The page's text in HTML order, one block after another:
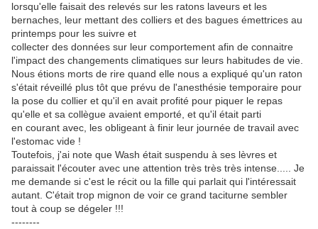
lorsqu'elle faisait des relevés sur les ratons laveurs et les
bernaches, leur mettant des colliers et des bagues émettrices au
printemps pour les suivre et
collecter des données sur leur comportement afin de connaitre
l'impact des changements climatiques sur leurs habitudes de vie.
Nous étions morts de rire quand elle nous a expliqué qu'un raton
s'était réveillé plus tôt que prévu de l'anesthésie temporaire pour
la pose du collier et qu'il en avait profité pour piquer le repas
qu'elle et sa collègue avaient emporté, et qu'il était parti
en courant avec, les obligeant à finir leur journée de travail avec
l'estomac vide !
Toutefois, j'ai note que Wash était suspendu à ses lèvres et
paraissait l'écouter avec une attention très très très intense..... Je
me demande si c'est le récit ou la fille qui parlait qui l'intéressait
autant. C'était trop mignon de voir ce grand taciturne sembler
tout à coup se dégeler !!!
--------